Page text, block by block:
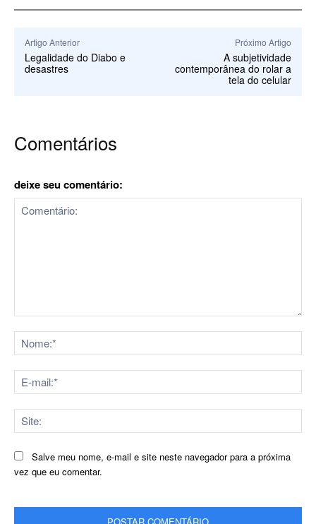
Artigo Anterior
Legalidade do Diabo e
desastres
Próximo Artigo
A subjetividade
contemporânea do rolar a
tela do celular
Comentários
deixe seu comentário:
Salve meu nome, e-mail e site neste navegador para a próxima
vez que eu comentar.